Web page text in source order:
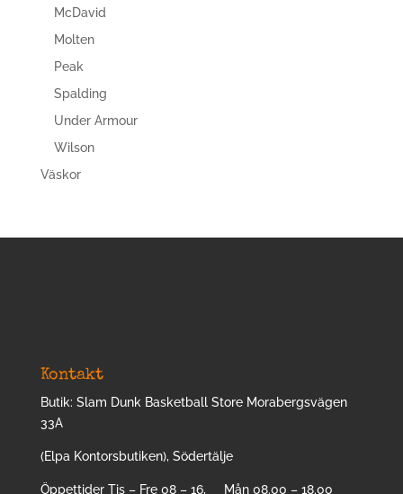
McDavid
Molten
Peak
Spalding
Under Armour
Wilson
Väskor
Kontakt
Butik: Slam Dunk Basketball Store Morabergsvägen
33A
(Elpa Kontorsbutiken), Södertälje
Öppettider Tis – Fre 08 – 16, Mån 08.00 – 18.00